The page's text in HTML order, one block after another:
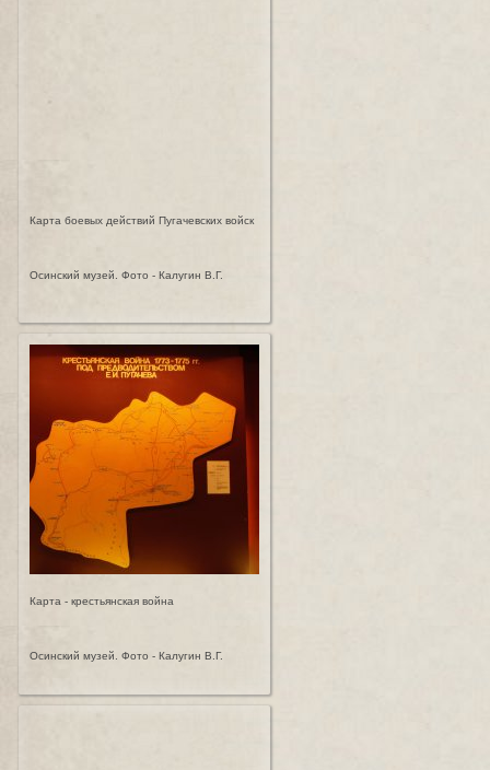
Карта боевых действий Пугачевских войск
Осинский музей. Фото - Калугин В.Г.
Карта - крестьянская война
Осинский музей. Фото - Калугин В.Г.